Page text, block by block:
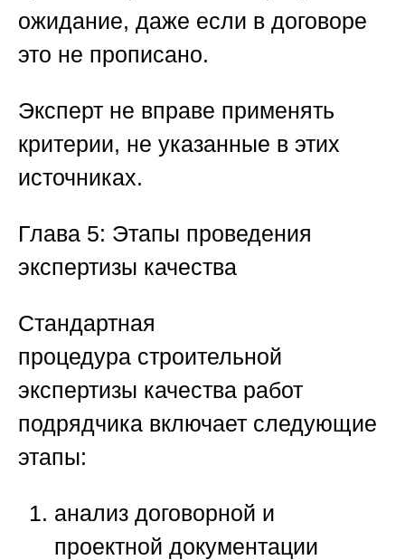
ожидание, даже если в договоре
это не прописано.
Эксперт не вправе применять
критерии, не указанные в этих
источниках.
Глава 5: Этапы проведения
экспертизы качества
Стандартная
процедура строительной
экспертизы качества работ
подрядчика включает следующие
этапы:
анализ договорной и
проектной документации